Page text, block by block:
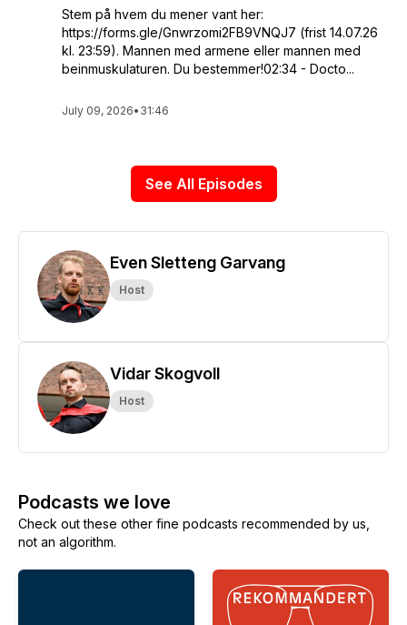
Stem på hvem du mener vant her:
https://forms.gle/Gnwrzomi2FB9VNQJ7 (frist 14.07.26
kl. 23:59). Mannen med armene eller mannen med
beinmuskulaturen. Du bestemmer!02:34 - Docto...
July 09, 2026• 31:46
See All Episodes
Even Sletteng Garvang
Host
Vidar Skogvoll
Host
Podcasts we love
Check out these other fine podcasts recommended by us,
not an algorithm.